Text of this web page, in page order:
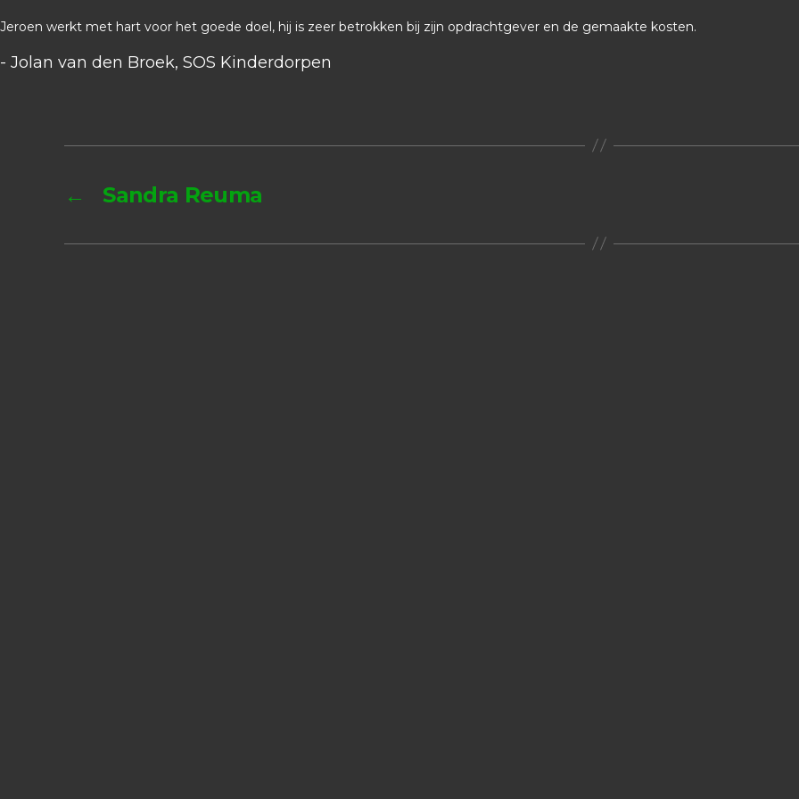
Jeroen werkt met hart voor het goede doel, hij is zeer betrokken bij zijn opdrachtgever en de gemaakte kosten.
- Jolan van den Broek, SOS Kinderdorpen
← Sandra Reuma